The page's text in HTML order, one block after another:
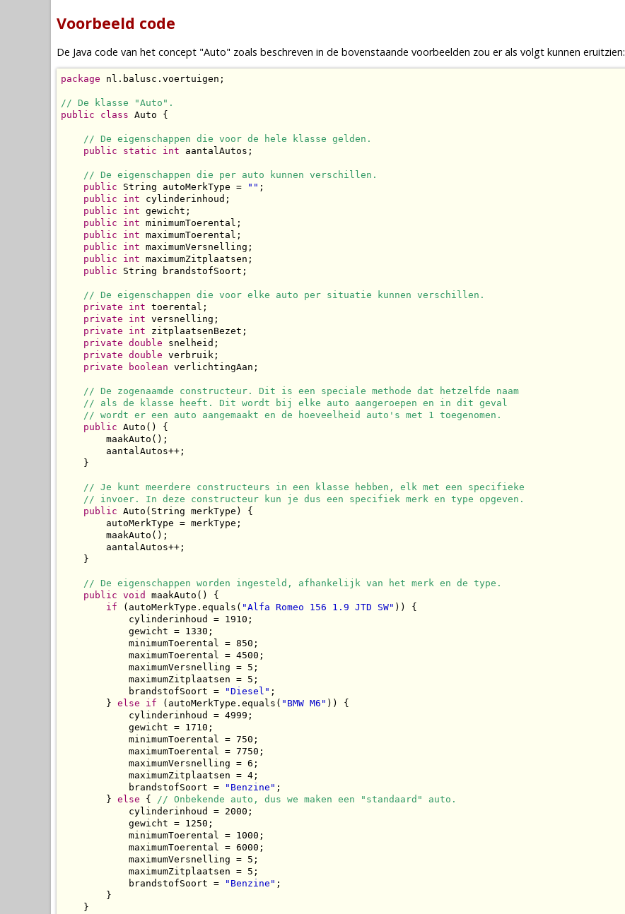
Voorbeeld code
De Java code van het concept "Auto" zoals beschreven in de bovenstaande voorbeelden zou er als volgt kunnen eruitzien:
package nl.balusc.voertuigen;
// De klasse "Auto".
public
class Auto {
// De eigenschappen die voor de hele klasse gelden.
public
static int aantalAutos;
// De eigenschappen die per auto kunnen verschillen.
public String autoMerkType = "" ;
public
int cylinderinhoud;
public
int gewicht;
public
int minimumToerental;
public
int maximumToerental;
public
int maximumVersnelling;
public
int maximumZitplaatsen;
public String brandstofSoort;
// De eigenschappen die voor elke auto per situatie kunnen verschillen.
private
int toerental;
private
int versnelling;
private
int zitplaatsenBezet;
private double snelheid;
private double verbruik;
private
boolean verlichtingAan;
// De zogenaamde constructeur. Dit is een speciale methode dat hetzelfde naam
// als de klasse heeft. Dit wordt bij elke auto aangeroepen en in dit geval
// wordt er een auto aangemaakt en de hoeveelheid auto's met 1 toegenomen.
public Auto() {
        maakAuto();
        aantalAutos++;
    }
// Je kunt meerdere constructeurs in een klasse hebben, elk met een specifieke
// invoer. In deze constructeur kun je dus een specifiek merk en type opgeven.
public Auto(String merkType) {
        autoMerkType = merkType;
        maakAuto();
        aantalAutos++;
    }
// De eigenschappen worden ingesteld, afhankelijk van het merk en de type.
public void
maakAuto() {
if (autoMerkType.equals( "Alfa Romeo 156 1.9 JTD SW" )) {
            cylinderinhoud = 1910;
            gewicht = 1330;
            minimumToerental = 850;
            maximumToerental = 4500;
            maximumVersnelling = 5;
            maximumZitplaatsen = 5;
            brandstofSoort =
"Diesel" ;
        }
else if (autoMerkType.equals( "BMW M6" )) {
            cylinderinhoud = 4999;
            gewicht = 1710;
            minimumToerental = 750;
            maximumToerental = 7750;
            maximumVersnelling = 6;
            maximumZitplaatsen = 4;
            brandstofSoort =
"Benzine" ;
        }
else { // Onbekende auto, dus we maken een "standaard" auto.
            cylinderinhoud = 2000;
            gewicht = 1250;
            minimumToerental = 1000;
            maximumToerental = 6000;
            maximumVersnelling = 5;
            maximumZitplaatsen = 5;
            brandstofSoort =
"Benzine" ;
        }
    }